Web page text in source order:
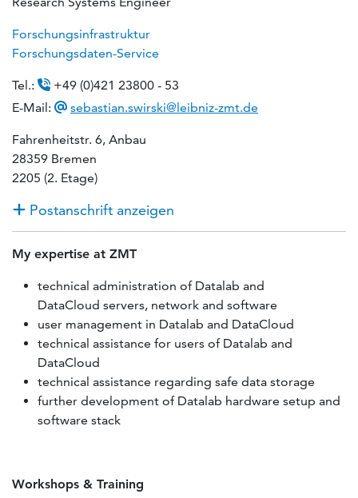
Forschungsinfrastruktur
Forschungsdaten-Service
Tel.:
+49 (0)421 23800 - 53
E-Mail:
sebastian.swirski@leibniz-zmt.de
Fahrenheitstr. 6, Anbau
28359 Bremen
2205 (2. Etage)
Postanschrift anzeigen
My expertise at ZMT
technical administration of Datalab and
DataCloud servers, network and software
user management in Datalab and DataCloud
technical assistance for users of Datalab and
DataCloud
technical assistance regarding safe data storage
further development of Datalab hardware setup and
software stack
Workshops & Training